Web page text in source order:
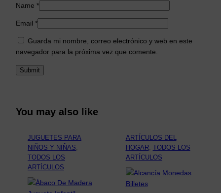
Name *
Email *
Guarda mi nombre, correo electrónico y web en este
navegador para la próxima vez que comente.
You may also like
JUGUETES PARA
NIÑOS Y NIÑAS
TODOS LOS
ARTÍCULOS
ARTÍCULOS DEL
HOGAR, TODOS LOS
ARTÍCULOS